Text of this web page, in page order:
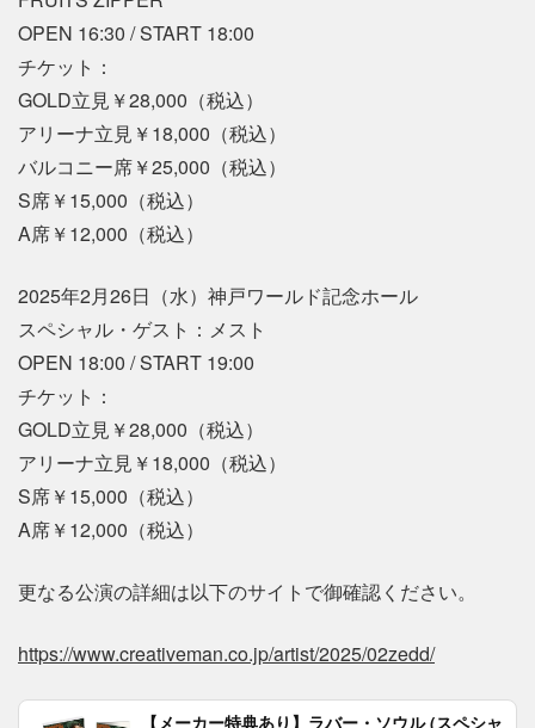
OPEN 16:30 / START 18:00
チケット：
GOLD立見￥28,000（税込）
アリーナ立見￥18,000（税込）
バルコニー席￥25,000（税込）
S席￥15,000（税込）
A席￥12,000（税込）
2025年2月26日（水）神戸ワールド記念ホール
スペシャル・ゲスト：メスト
OPEN 18:00 / START 19:00
チケット：
GOLD立見￥28,000（税込）
アリーナ立見￥18,000（税込）
S席￥15,000（税込）
A席￥12,000（税込）
更なる公演の詳細は以下のサイトで御確認ください。
https://www.creativeman.co.jp/artist/2025/02zedd/
【メーカー特典あり】ラバー・ソウル (スペシャ